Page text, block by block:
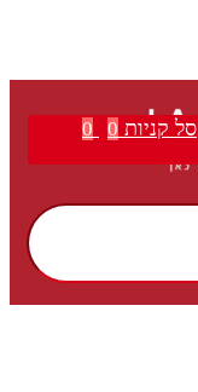
סל קניות 0
0